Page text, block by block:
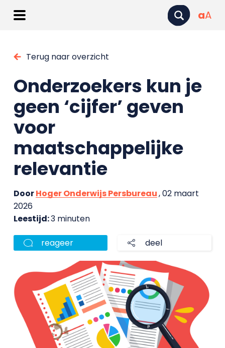
aA
Terug naar overzicht
Onderzoekers kun je
geen ‘cijfer’ geven
voor
maatschappelijke
relevantie
DoorHoger Onderwijs Persbureau, 02 maart
2026
Leestijd:3 minuten
reageer deel